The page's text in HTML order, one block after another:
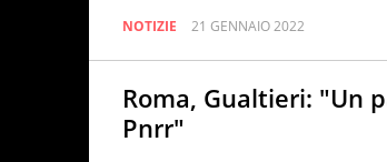
NOTIZIE 21 GENNAIO 2022
Roma, Gualtieri: "Un
Pnrr"